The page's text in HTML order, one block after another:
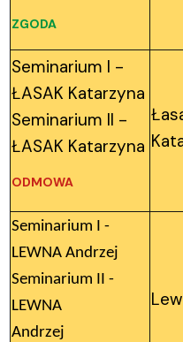
ZGODA
Seminarium I -
ŁASAK Katarzyna
Seminarium II -
ŁASAK Katarzyna
ODMOWA
Seminarium I -
LEWNA Andrzej
Seminarium II -
LEWNA
Andrzej